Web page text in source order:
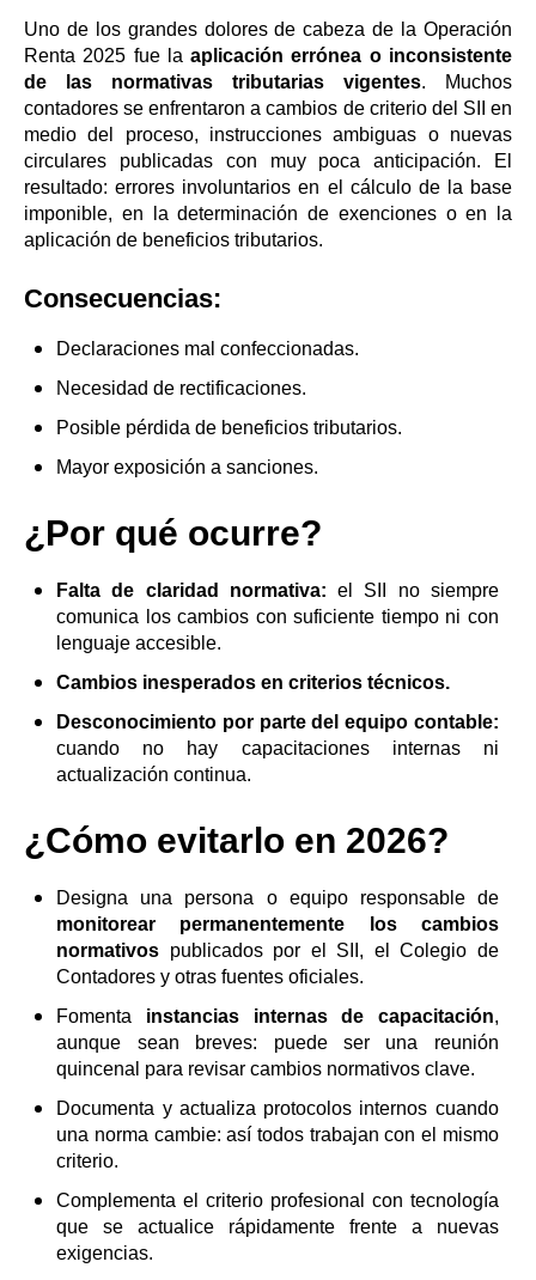
Uno de los grandes dolores de cabeza de la Operación
Renta 2025 fue laaplicación errónea o inconsistente
de las normativas tributarias vigentes. Muchos
contadores se enfrentaron a cambios de criterio del SII en
medio del proceso, instrucciones ambiguas o nuevas
circulares publicadas con muy poca anticipación. El
resultado: errores involuntarios en el cálculo de la base
imponible, en la determinación de exenciones o en la
aplicación de beneficios tributarios.
Consecuencias:
Declaraciones mal confeccionadas.
Necesidad de rectificaciones.
Posible pérdida de beneficios tributarios.
Mayor exposición a sanciones.
¿Por qué ocurre?
Falta de claridad normativa: el SII no siempre
comunica los cambios con suficiente tiempo ni con
lenguaje accesible.
Cambios inesperados en criterios técnicos.
Desconocimiento por parte del equipo contable:
cuando no hay capacitaciones internas ni
actualización continua.
¿Cómo evitarlo en 2026?
Designa una persona o equipo responsable de
monitorear permanentemente los cambios
normativos publicados por el SII, el Colegio de
Contadores y otras fuentes oficiales.
Fomenta instancias internas de capacitación,
aunque sean breves: puede ser una reunión
quincenal para revisar cambios normativos clave.
Documenta y actualiza protocolos internos cuando
una norma cambie: así todos trabajan con el mismo
criterio.
Complementa el criterio profesional con tecnología
que se actualice rápidamente frente a nuevas
exigencias.